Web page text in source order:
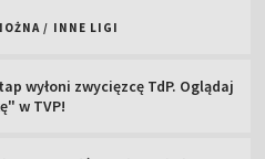
/ INNE LIGI
wyłoni zwycięzcę TdP. Oglądaj
w TVP!